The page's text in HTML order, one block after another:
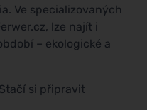
Ve specializovaných
lze najít i
– ekologické a
si připravit